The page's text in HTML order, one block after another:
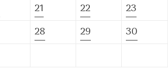
21 22
23
28 29
30